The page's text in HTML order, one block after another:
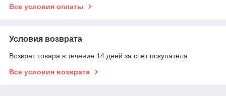
Все условия оплаты
Условия возврата
Возврат товара в течение 14 дней за счет покупателя
Все условия возврата